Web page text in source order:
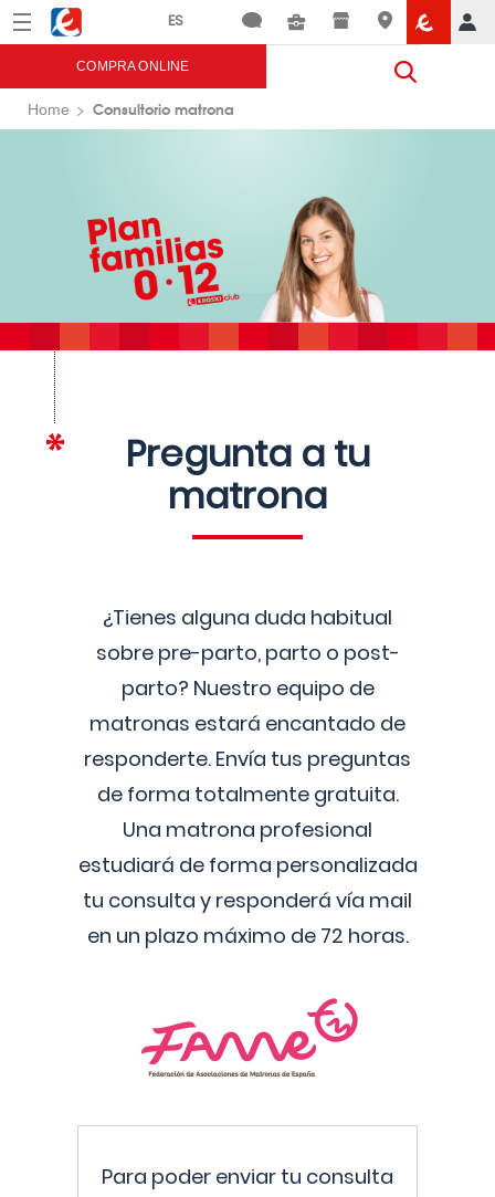
Menú Eroski
COMPRA ONLINE
Home Consultorio matrona
Pregunta a tu
matrona
¿Tienes alguna duda habitual
sobre pre-parto, parto o post-
parto? Nuestro equipo de
matronas estará encantado de
responderte. Envía tus preguntas
de forma totalmente gratuita.
Una matrona profesional
estudiará de forma personalizada
tu consulta y responderá vía mail
en un plazo máximo de 72 horas.
Para poder enviar tu consulta